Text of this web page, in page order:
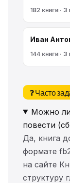
182 книги · 3
Иван
144 книги · 3
❓ Часто
Можно ли
повести
Да, книга
формате
на сайте
структуру